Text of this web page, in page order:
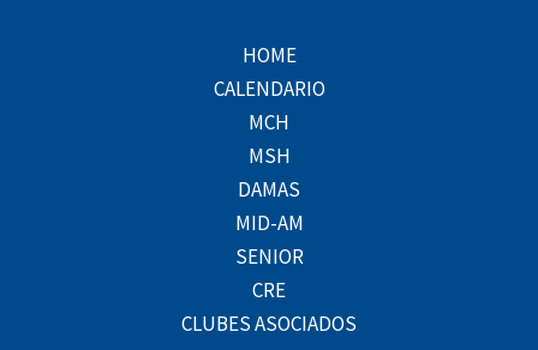
HOME
CALENDARIO
MCH
MSH
DAMAS
MID-AM
SENIOR
CRE
CLUBES ASOCIADOS